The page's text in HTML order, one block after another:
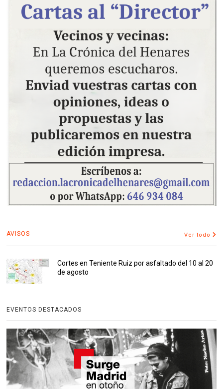
AVISOS Ver todo
Cortes en Teniente Ruiz por asfaltado del 10 al 20
de agosto
EVENTOS DESTACADOS